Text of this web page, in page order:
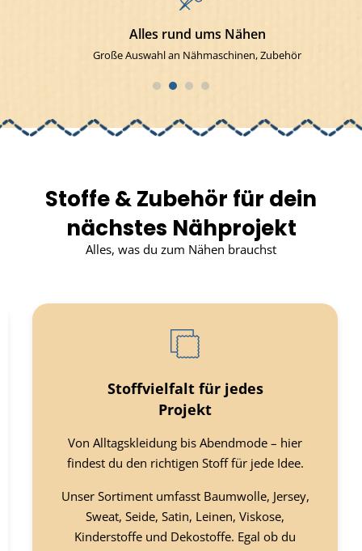
Alles rund ums Nähen
Große Auswahl an Nähmaschinen, Zubehör
Stoffe & Zubehör für dein
nächstes Nähprojekt
Alles, was du zum Nähen brauchst
Stoffvielfalt für jedes
Projekt
Von Alltagskleidung bis Abendmode – hier
findest du den richtigen Stoff für jede Idee.
Unser Sortiment umfasst Baumwolle, Jersey,
Sweat, Seide, Satin, Leinen, Viskose,
Kinderstoffe und Dekostoffe. Egal ob du